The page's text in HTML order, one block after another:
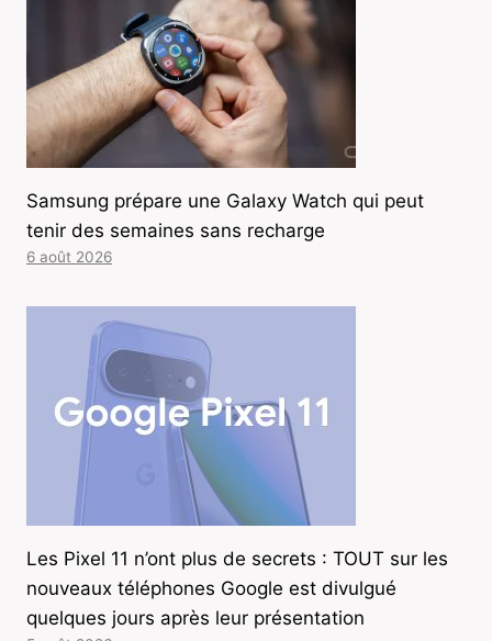
Samsung prépare une Galaxy Watch qui peut
tenir des semaines sans recharge
6 août 2026
Les Pixel 11 n’ont plus de secrets : TOUT sur les
nouveaux téléphones Google est divulgué
quelques jours après leur présentation